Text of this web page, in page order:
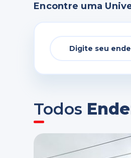
Encontre uma
Todos